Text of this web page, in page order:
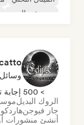
موسيقى البوب
> 500 إجابة تم تقديمها
الروك البديل
جاز فيوجن
أنشئ منشورات